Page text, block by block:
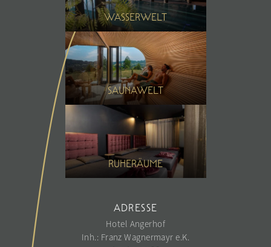
PorscheausfahrtWASSERWELT
SAUNAWELT
RUHERÄUME
ADRESSE
Hotel Angerhof
Inh.: Franz Wagnermayr e.K.